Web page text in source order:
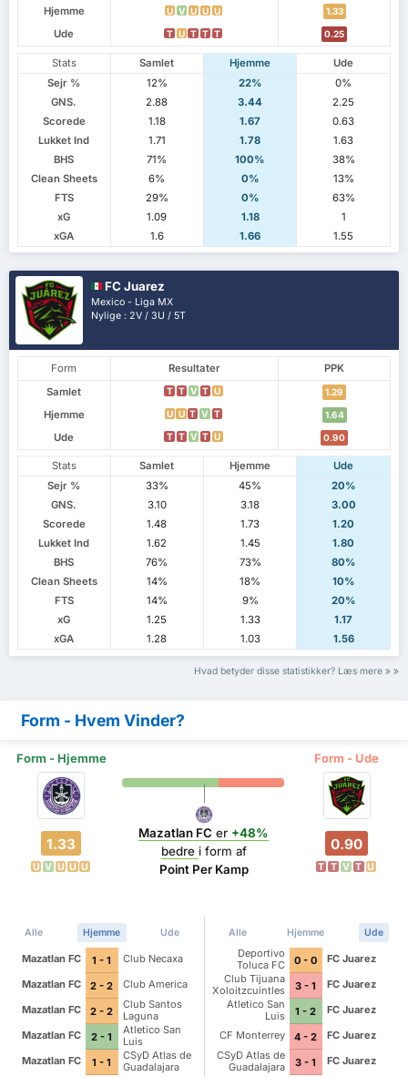
Hjemme U V U U U 1.33
Ude T U T T T 0.25
Stats Samlet Hjemme
Ude
Sejr %
12% 22%
0%
GNS.
2.88 3.44
2.25
Scorede
1.18 1.67
0.63
Lukket Ind
1.71 1.78
1.63
BHS
71% 100%
38%
Clean Sheets
6% 0%
13%
FTS
29% 0%
63%
xG
1.09 1.18
1
xGA
1.6 1.66 1.55
FC Juarez
Mexico - Liga MX
Nylige : 2V / 3U / 5T
Form Resultater
PPK
Samlet
T T V T U 1.29
Hjemme U U T V T 1.64
Ude T T V T U 0.90
Stats Samlet Hjemme
Ude
Sejr %
33% 45%
20%
GNS.
3.10 3.18
3.00
Scorede
1.48 1.73
1.20
Lukket Ind
1.62 1.45
1.80
BHS
76% 73%
80%
Clean Sheets
14% 18%
10%
FTS
14% 9%
20%
xG
1.25 1.33
1.17
xGA
1.28 1.03 1.56
Hvad betyder disse statistikker? Læs mere
Form - Hvem Vinder?
Form - Hjemme Form - Ude
1.33
U V U U U
Mazatlan FC er +48%
bedre i form af
Point Per Kamp
0.90
T T V T U
Alle Hjemme Ude
Mazatlan FC 1 - 1
Club Necaxa
Mazatlan FC
2 - 2
Club America
Mazatlan FC
2 - 2
Club Santos
Laguna
Mazatlan FC
2 - 1
Atletico San
Luis
Mazatlan FC
1 - 1
CSyD Atlas de
Guadalajara
Alle Hjemme Ude
Deportivo
Toluca FC
0 - 0
FC Juarez
Club Tijuana
Xoloitzcuintles
de Caliente
3 - 1
FC Juarez
Atletico San
Luis
1 - 2
FC Juarez
CF Monterrey
4 - 2
FC Juarez
CSyD Atlas de
Guadalajara
3 - 1 FC Juarez